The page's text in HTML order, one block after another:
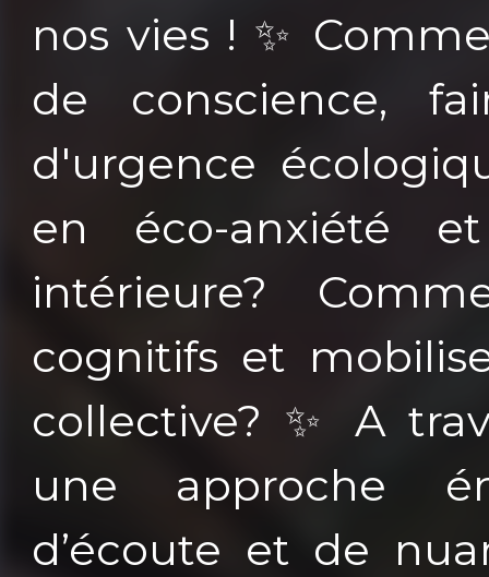
nos vies ! ✨
de conscience,
d'urgence
en éco-anxiété
intérieure?
cognitifs et
collective? ✨ A
une approche
d’écoute et de